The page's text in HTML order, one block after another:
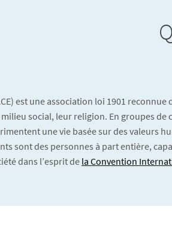
est une association loi 1901
social, leur religion. En groupes de
une vie basée sur des
sont des personnes à part entière,
dans l’esprit de la Convention